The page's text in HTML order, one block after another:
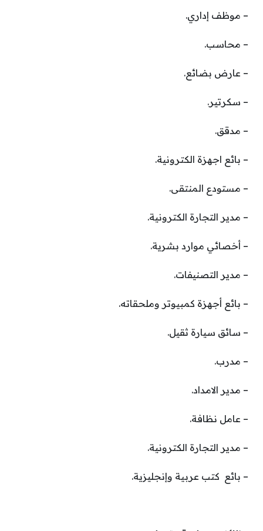
– موظف إداري.
– محاسب.
– عارض بضائع.
– سكرتير.
– مدقق.
– بائع اجهزة الكترونية.
– مستودع المنتقى.
– مدير التجارة الكترونية.
– أخصائي موارد بشرية.
– مدير التصنيفات.
– بائع أجهزة كمبيوتر وملحقاته.
– سائق سيارة ثقيل.
– مدرب.
– مدير الامداد.
– عامل نظافة.
– مدير التجارة الكترونية.
– بائع كتب عربية وإنجليزية.